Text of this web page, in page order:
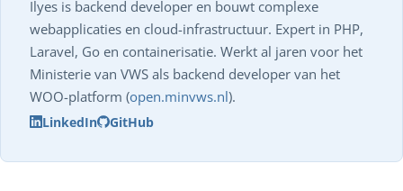
Ilyes is backend developer en bouwt complexe
webapplicaties en cloud-infrastructuur. Expert in PHP,
Laravel, Go en containerisatie. Werkt al jaren voor het
Ministerie van VWS als backend developer van het
WOO-platform (open.minvws.nl).
LinkedIn GitHub